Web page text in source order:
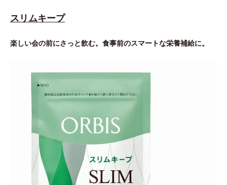
スリムキープ
楽しい会の前にさっと飲む。食事前のスマートな栄養補給に。